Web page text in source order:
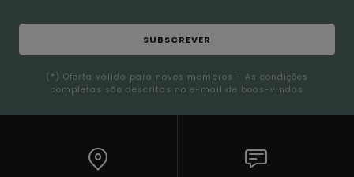
SUBSCREVER
(*) Oferta válida para novos membros - As condições
completas são descritas no e-mail de boas-vindas